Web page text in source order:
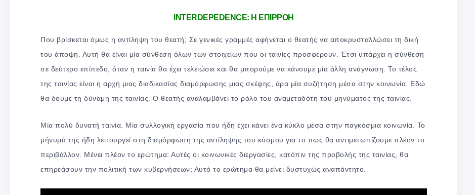
INTERDEPEDENCE: Η ΕΠΙΡΡΟΗ
Που βρίσκεται όμως η αντίληψη του θεατή; Σε γενικές γραμμές αφήνεται ο θεατής να αποκρυσταλλώσει τη δική
του άποψη. Αυτή θα είναι μία σύνθεση όλων των στοιχείων που οι ταινίες προσφέρουν. Έτσι υπάρχει η σύνθεση
σε δεύτερο επίπεδο, όταν η ταινία θα έχει τελειώσει και θα μπορούμε να κάνουμε μία άλλη ανάγνωση. Το τέλος
της ταινίας είναι η αρχή μιας διαδικασίας διαμόρφωσης μιας σκέψης, άρα μία συζήτηση μέσα στην κοινωνία. Εδώ
θα δούμε τη δύναμη της ταινίας. Ο θεατής αναλαμβάνει το ρόλο του αναμεταδότη του μηνύματος της ταινίας.
Μία πολύ δυνατή ταινία. Μία συλλογική εργασία που ήδη έχει κάνει ένα κύκλο μέσα στην παγκόσμια κοινωνία. Το
μήνυμά της ήδη λειτουργεί στη διαμόρφωση της αντίληψης του κόσμου για το πως θα αντιμετωπίζουμε πλέον το
περιβάλλον. Μένει πλέον το ερώτημα: Αυτές οι κοινωνικές διεργασίες, κατόπιν της προβολής της ταινίας, θα
επηρεάσουν την πολιτική των κυβερνήσεων; Αυτό το ερώτημα θα μείνει δυστυχώς αναπάντητο.